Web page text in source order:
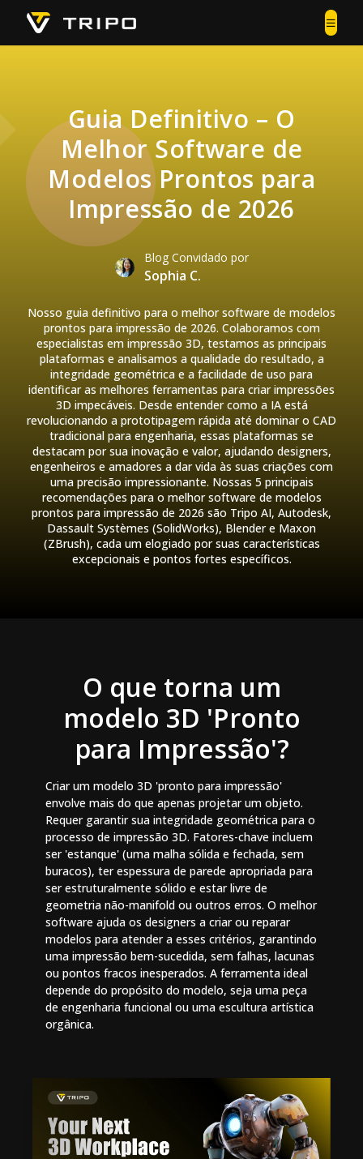
Guia Definitivo – O
Melhor Software de
Modelos Prontos para
Impressão de 2026
Blog Convidado por
Sophia C.
Nosso guia definitivo para o melhor software de modelos
prontos para impressão de 2026. Colaboramos com
especialistas em impressão 3D, testamos as principais
plataformas e analisamos a qualidade do resultado, a
integridade geométrica e a facilidade de uso para
identificar as melhores ferramentas para criar impressões
3D impecáveis. Desde entender como a IA está
revolucionando a prototipagem rápida até dominar o CAD
tradicional para engenharia, essas plataformas se
destacam por sua inovação e valor, ajudando designers,
engenheiros e amadores a dar vida às suas criações com
uma precisão impressionante. Nossas 5 principais
recomendações para o melhor software de modelos
prontos para impressão de 2026 são Tripo AI, Autodesk,
Dassault Systèmes (SolidWorks), Blender e Maxon
(ZBrush), cada um elogiado por suas características
excepcionais e pontos fortes específicos.
O que torna um
modelo 3D 'Pronto
para Impressão'?
Criar um modelo 3D 'pronto para impressão'
envolve mais do que apenas projetar um objeto.
Requer garantir sua integridade geométrica para o
processo de impressão 3D. Fatores-chave incluem
ser 'estanque' (uma malha sólida e fechada, sem
buracos), ter espessura de parede apropriada para
ser estruturalmente sólido e estar livre de
geometria não-manifold ou outros erros. O melhor
software ajuda os designers a criar ou reparar
modelos para atender a esses critérios, garantindo
uma impressão bem-sucedida, sem falhas, lacunas
ou pontos fracos inesperados. A ferramenta ideal
depende do propósito do modelo, seja uma peça
de engenharia funcional ou uma escultura artística
orgânica.